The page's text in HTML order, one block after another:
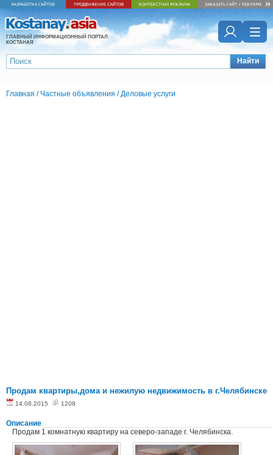
ГЛАВНЫЙ ИНФОРМАЦИОННЫЙ ПОРТАЛ
КОСТАНАЯ
Найти
Главная / Частные объявления /Деловые услуги
Продам квартиры,дома и нежилую недвижимость в г.Челябинске
14.08.2015 1208
Описание
Продам 1 комнатную квартиру на северо-западе г. Челябинска.